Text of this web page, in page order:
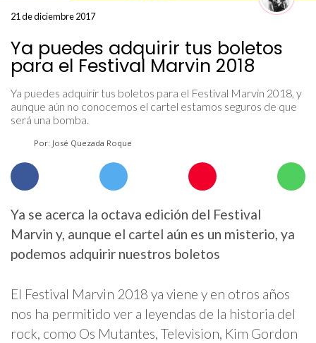
21 de diciembre 2017
Ya puedes adquirir tus boletos
para el Festival Marvin 2018
Ya puedes adquirir tus boletos para el Festival Marvin 2018, y
aunque aún no conocemos el cartel estamos seguros de que
será una bomba.
Por: José Quezada Roque
Ya se acerca la octava edición del Festival
Marvin y, aunque el cartel aún es un misterio, ya
podemos adquirir nuestros boletos
El Festival Marvin 2018 ya viene y en otros años
nos ha permitido ver a leyendas de la historia del
rock, como Os Mutantes, Television, Kim Gordon